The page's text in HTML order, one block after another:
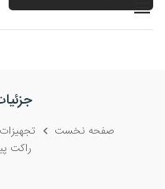
صفحه نخست
راکت پیتزا